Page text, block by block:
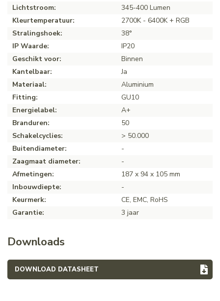
Lichtstroom:
345-400 Lumen
Kleurtemperatuur:
2700K - 6400K + RGB
Stralingshoek:
38°
IP Waarde:
IP20
Geschikt voor:
Binnen
Kantelbaar:
Ja
Materiaal:
Aluminium
Fitting:
GU10
Energielabel:
A+
Branduren:
50
Schakelcyclies:
> 50.000
Buitendiameter:
-
Zaagmaat diameter:
-
Afmetingen:
187 x 94 x 105 mm
Inbouwdiepte:
-
Keurmerk:
CE, EMC, RoHS
Garantie:
3 jaar
Downloads
DOWNLOAD DATASHEET